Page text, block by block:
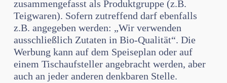
zusammengefasst als Produktgruppe (z.B.
Teigwaren). Sofern zu­treffend darf ebenfalls
z.B. angegeben werden: „Wir verwenden
ausschließlich Zutaten in Bio-Qualität“. Die
Werbung kann auf dem Speiseplan oder auf
einem Tischaufsteller angebracht werden, aber
auch an jeder anderen denkbaren Stelle.